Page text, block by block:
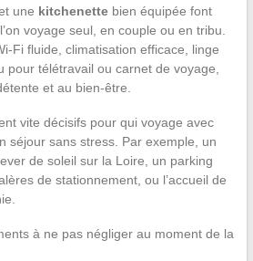
une kitchenettebien équipée font
voyage seul, en couple ou en tribu.
Fi fluide, climatisation efficace, linge
pour télétravail ou carnet de voyage,
et au bien-être.
vite décisifs pour qui voyage avec
séjour sans stress. Par exemple, un
de soleil sur la Loire, un parking
de stationnement, ou l’accueil de
à ne pas négliger au moment de la